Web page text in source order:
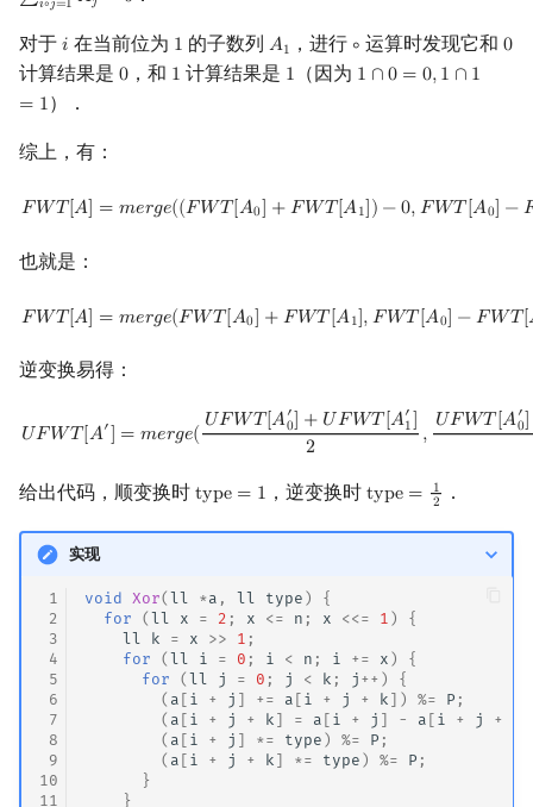
𝑖∘𝑗=1 𝑗
对于 𝑖
i 在当前位为 1
1 的子数列 𝐴1
A1 ，进行 ∘
∘ 运算时发现它和0
0
计算结果是 0
0 ，和 1
1 计算结果是 1
1 （因为 1 ∩0 = 0,1 ∩ 1
= 1
1 ∩ 0= 0,1 ∩1= 1
）．
综上，有：
𝐹 𝑊𝑇 [𝐴] = 𝑚𝑒𝑟𝑔𝑒((𝐹 𝑊𝑇 [𝐴0] +𝐹𝑊𝑇[𝐴1]) −0,𝐹𝑊𝑇 [𝐴0] −
FWT [A] =merge((FWT[A0] +FWT[ A1])−0, F WT [A 0] FWT[A 1] )
也就是：
𝐹 𝑊𝑇 [𝐴] = 𝑚𝑒𝑟𝑔𝑒(𝐹 𝑊𝑇 [𝐴0] +𝐹𝑊𝑇 [𝐴1],𝐹𝑊𝑇 [𝐴0] −𝐹𝑊𝑇 [
FWT[ A] =merge(FWT[A 0]+ FW T[A1],F WT A0]−FWT [A 1]
逆变换易得：
𝑈𝐹 𝑊𝑇 [𝐴′] = 𝑚𝑒𝑟𝑔𝑒( 𝑈𝐹𝑊𝑇[𝐴′
0] + 𝑈𝐹𝑊𝑇 [𝐴′
1]
2
, 𝑈𝐹𝑊𝑇 [𝐴′
0]
′ = m W T[A0′]+UFW T[A 1′]2,UFWT[ ]−UFWT [A1′
给出代码，顺变换时 type = 1
type =1 ，逆变换时 type = 1
2
type =1 2 ．
实现
1
2
3
4
5
6
7
8
9
10
11
void Xor(ll * a , ll type )
{
for
(ll x = 2 ; x <= n ; x <<= 1 )
{
ll
k = x >> 1 ;
for
(ll i = 0 ; i < n ; i += x )
{
for
(ll j = 0 ; j < k ; j ++ )
{
( a [ i + j ] += a [ i + j + k ]) %= P ;
( a [ i + j + k ] = a [ i + j ] - a [ i + j +
( a [ i + j ] *= type ) %= P ;
( a [ i + j + k ] *= type ) %= P ;
}
}